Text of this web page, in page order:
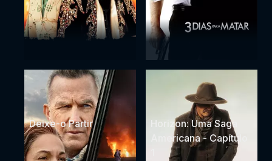
Deixe-o Partir
Horizon: Uma Saga
Americana - Capítulo